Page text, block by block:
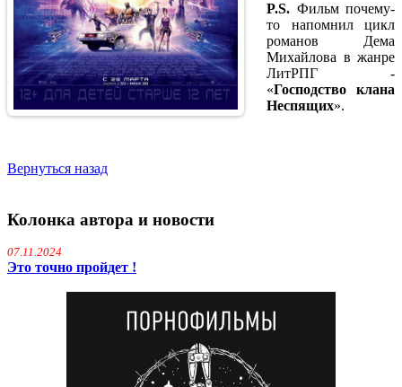
P.S. Фильм почему-
то напомнил цикл
романов Дема
Михайлова в жанре
ЛитРПГ -
«Господство клана
Неспящих».
Вернуться назад
Колонка автора и новости
07.11.2024
Это точно пройдет !